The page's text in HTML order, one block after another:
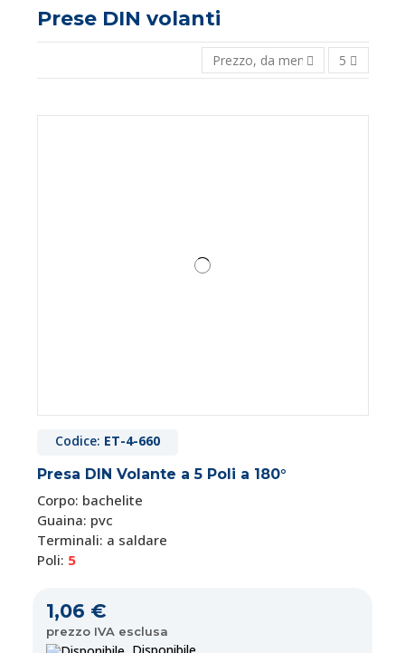
Prese DIN volanti
Prezzo, da meno caro a più caro
5
Codice: ET-4-660
Presa DIN Volante a 5 Poli a 180°
Corpo: bachelite
Guaina: pvc
Terminali: a saldare
Poli: 5
1,06 €
prezzo IVA esclusa
Disponibile